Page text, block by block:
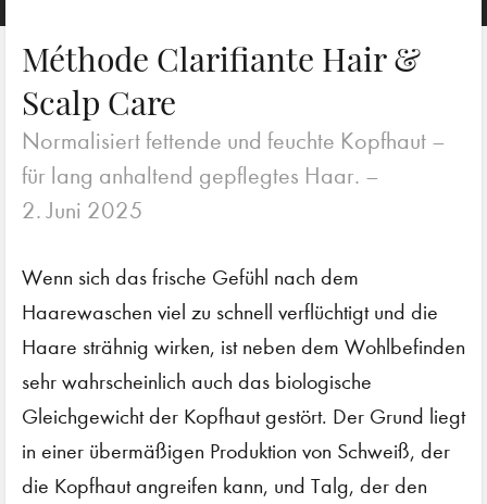
Méthode Clarifiante Hair &
Scalp Care
Normalisiert fettende und feuchte Kopfhaut –
für lang anhaltend gepflegtes Haar. –
2. Juni 2025
Wenn sich das frische Gefühl nach dem
Haarewaschen viel zu schnell verflüchtigt und die
Haare strähnig wirken, ist neben dem Wohlbefinden
sehr wahrscheinlich auch das biologische
Gleichgewicht der Kopfhaut gestört. Der Grund liegt
in einer übermäßigen Produktion von Schweiß, der
die Kopfhaut angreifen kann, und Talg, der den